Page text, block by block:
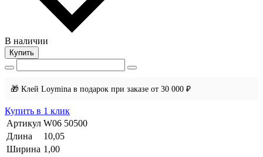
В наличии
Купить
🎁 Клей Loymina в подарок при заказе от 30 000 ₽
Купить в 1 клик
Артикул W06 50500
Длина
10,05
Ширина 1,00